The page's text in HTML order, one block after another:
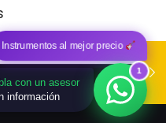
Instrumentos al mejor precio
con un asesor
información
1